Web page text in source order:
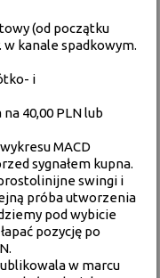
(od początku
w kanale spadkowym.
i
40,00 PLN lub
MACD
sygnałem kupna.
swingi i
próba utworzenia
pod wybicie
pozycję po
w marcu